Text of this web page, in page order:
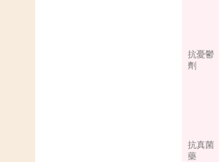
抗憂鬱
劑
抗真菌
藥